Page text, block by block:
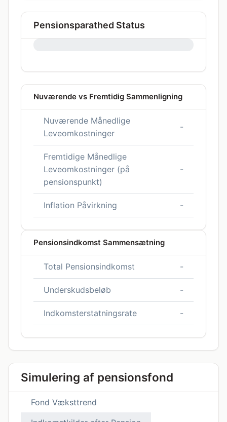
Pensionsparathed Status
Nuværende vs Fremtidig Sammenligning
Nuværende Månedlige
Leveomkostninger
-
Fremtidige Månedlige
Leveomkostninger (på
pensionspunkt)
-
Inflation Påvirkning -
Pensionsindkomst Sammensætning
Total Pensionsindkomst -
Underskudsbeløb -
Indkomsterstatningsrate -
Simulering af pensionsfond
Fond Væksttrend